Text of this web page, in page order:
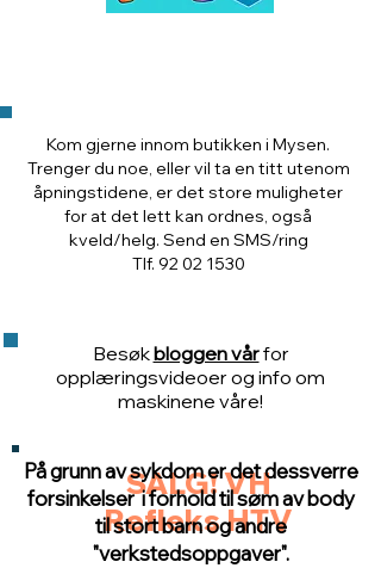
Kom gjerne innom butikken i Mysen.
Trenger du noe, eller vil ta en titt utenom
åpningstidene, er det store muligheter
for at det lett kan ordnes, også
kveld/helg. Send en SMS/ring
Tlf. 92 02 1530
Besøkbloggen vårfor
opplæringsvideoer og info om
maskinene våre!
SALG! VH
Refleks HTV
På grunn av sykdom er det dessverre
forsinkelser i forhold til søm av body
til stort barn og andre
"verkstedsoppgaver".